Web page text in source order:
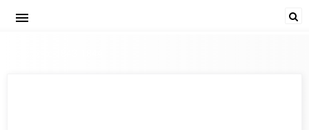
menu